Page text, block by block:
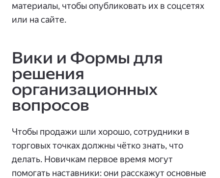
материалы, чтобы опубликовать их в соцсетях
или на сайте.
Вики и Формы для
решения
организационных
вопросов
Чтобы продажи шли хорошо, сотрудники в
торговых точках должны чётко знать, что
делать. Новичкам первое время могут
помогать наставники: они расскажут основные